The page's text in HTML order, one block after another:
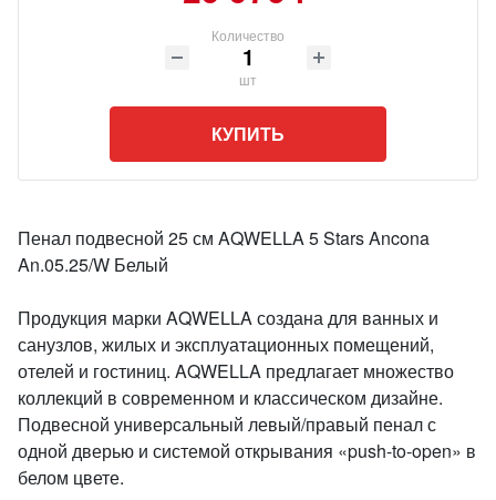
Количество
шт
КУПИТЬ
Пенал подвесной 25 см AQWELLA 5 Stars Ancona
An.05.25/W Белый
Продукция марки AQWELLA создана для ванных и
санузлов, жилых и эксплуатационных помещений,
отелей и гостиниц. AQWELLA предлагает множество
коллекций в современном и классическом дизайне.
Подвесной универсальный левый/правый пенал с
одной дверью и системой открывания «push-to-open» в
белом цвете.